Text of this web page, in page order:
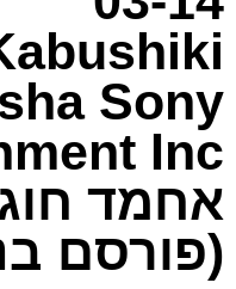
Sony
אחמד
(פורסם